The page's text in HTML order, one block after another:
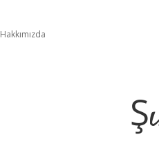
Hakkımızda